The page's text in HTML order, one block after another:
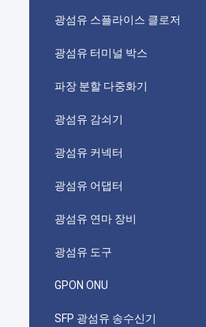
광섬유 스플라이스 클로저
광섬유 터미널 박스
파장 분할 다중화기
광섬유 감쇠기
광섬유 커넥터
광섬유 어댑터
광섬유 연마 장비
광섬유 도구
GPON ONU
SFP 광섬유 송수신기